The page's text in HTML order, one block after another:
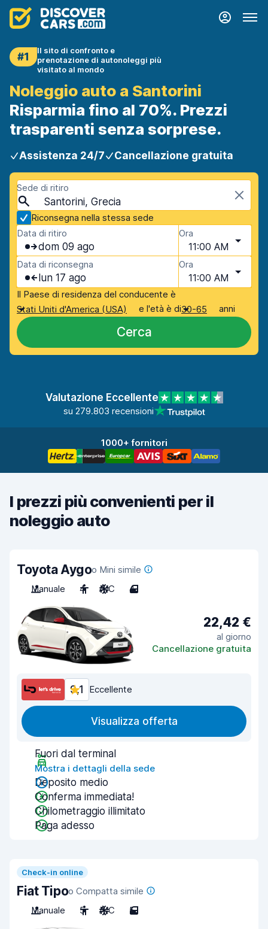
#1
Il sito di confronto e
prenotazione di autonoleggi più
visitato al mondo
Noleggio auto a Santorini
Risparmia fino al 70%. Prezzi
trasparenti senza sorprese.
Assistenza 24/7 Cancellazione gratuita
Sede di ritiro
Santorini, Grecia
Riconsegna nella stessa sede
Data di ritiro
dom 09 ago
Ora
11:00 AM
Data di riconsegna
lun 17 ago
Ora
11:00 AM
Il Paese di residenza del conducente è
Stati Uniti d'America (USA)
e l'età è di30-65 anni
Cerca
Valutazione Eccellente
su 279.803 recensioni
1000+ fornitori
I prezzi più convenienti per il
noleggio auto
Toyota Aygoo Mini simile
Manuale
4 A/C 4
22,42 €
al giorno
Cancellazione gratuita
9,1 Eccellente
Visualizza offerta
Fuori dal terminal
Mostra i dettagli della sede
Deposito medio
Conferma immediata!
Chilometraggio illimitato
Paga adesso
Check-in online
Fiat Tipoo Compatta simile
Manuale
5 A/C 5